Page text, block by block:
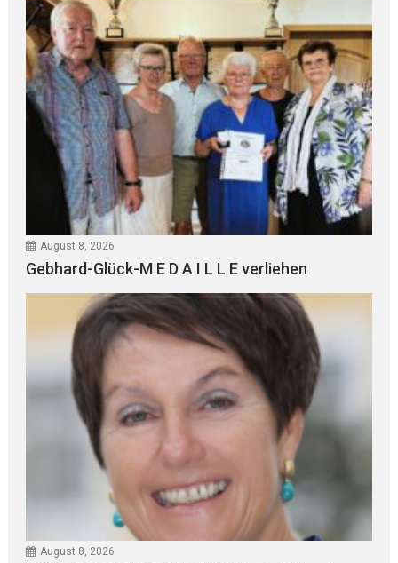
August 8, 2026
Gebhard-Glück-M E D A I L L E verliehen
August 8, 2026